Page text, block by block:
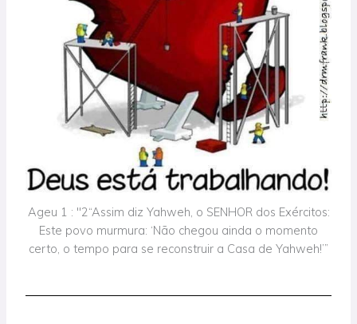
Ageu 1 : "2“Assim diz Yahweh, o SENHOR dos Exércitos:
Este povo murmura: ‘Não chegou ainda o momento
certo, o tempo para se reconstruir a Casa de Yahweh!’”